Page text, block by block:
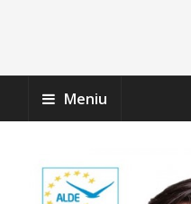
Meniu